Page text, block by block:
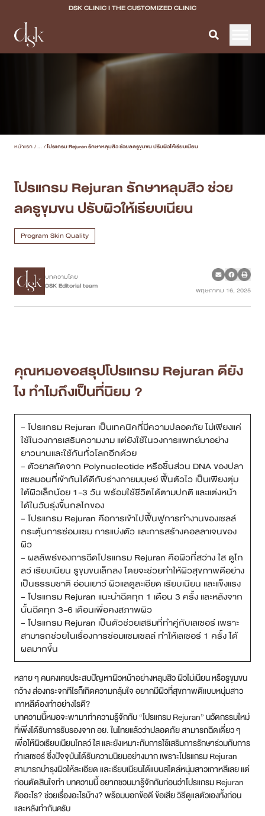
DSK CLINIC I THE CUSTOMIZED CLINIC
Program Filler & Lifting
Program Acne Scar
Program Skin Quality
Program Body Confidence
แพทย์ของเรา
เคสรีวิว
บทความ
โปรโมชั่น
รายชื่อสาขา
สาขา Siam Paragon
สาขา Stadium One
สาขา Asoke
สาขา MRT สุทธิสาร
สาขา เซ็นทรัลปิ่นเกล้า
สาขา บางนา
สาขา CDC
สาขา นครปฐม
ไทย
หน้าแรก /... /โปรแกรม Rejuran รักษาหลุมสิว ช่วยลดรูขุมขน ปรับผิวให้เรียบเนียน
โปรแกรม Rejuran รักษาหลุมสิว ช่วย
ลดรูขุมขน ปรับผิวให้เรียบเนียน
Program Skin Quality
บทความโดย
DSK Editorial team
พฤษภาคม 16, 2025
คุณหมอขอสรุปโปรแกรม Rejuran ดียัง
ไง ทำไมถึงเป็นที่นิยม ?
– โปรแกรม Rejuran เป็นเทคนิคที่มีความปลอดภัย ไม่เพียงแค่
ใช้ในวงการเสริมความงาม แต่ยังใช้ในวงการแพทย์มาอย่าง
ยาวนานและใช้กันทั่วโลกอีกด้วย
– ตัวยาสกัดจาก Polynucleotide หรือชิ้นส่วน DNA ของปลา
แซลมอนที่เข้ากันได้ดีกับร่างกายมนุษย์ ฟื้นตัวไว เป็นเพียงตุ่ม
ใต้ผิวเล็กน้อย 1-3 วัน พร้อมใช้ชีวิตได้ตามปกติ และแต่งหน้า
ได้ในวันรุ่งขึ้นกลไกของ
– โปรแกรม Rejuran คือการเข้าไปฟื้นฟูการทำงานของเซลล์
กระตุ้นการซ่อมแซม การแบ่งตัว และการสร้างคอลลาเจนของ
ผิว
– ผลลัพธ์ของการฉีดโปรแกรม Rejuran คือผิวที่สว่าง ใส ดูโก
ลว์ เรียบเนียน รูขุมขนเล็กลง โดยจะช่วยทำให้ผิวสุขภาพดีอย่าง
เป็นธรรมชาติ อ่อนเยาว์ ผิวแลดูละเอียด เรียบเนียน และแข็งแรง
– โปรแกรม Rejuran แนะนำฉีดทุก 1 เดือน 3 ครั้ง และหลังจาก
นั้นฉีดทุก 3-6 เดือนเพื่อคงสภาพผิว
– โปรแกรม Rejuran เป็นตัวช่วยเสริมที่ทำคู่กับเลเซอร์ เพราะ
สามารถช่วยในเรื่องการซ่อมแซมเซลล์ ทำให้เลเซอร์ 1 ครั้ง ได้
ผลมากขึ้น
หลาย ๆ คนคงเคยประสบปัญหาผิวหน้าอย่างหลุมสิว ผิวไม่เนียน หรือรูขุมขน
กว้าง ส่องกระจกทีไรก็เกิดความกลุ้มใจ อยากมีผิวที่สุขภาพดีแบบหนุ่มสาว
เกาหลีต้องทำอย่างไรดี?
บทความนี้หมอจะพามาทำความรู้จักกับ “โปรแกรม Rejuran” นวัตกรรมใหม่
ที่เพิ่งได้รับการรับรองจาก อย. ในไทยแล้วว่าปลอดภัย สามารถฉีดเดี่ยว ๆ
เพื่อให้ผิวเรียบเนียนโกลว์ ใส และยังเหมาะกับการใช้เสริมการรักษาร่วมกับการ
ทำเลเซอร์ ซึ่งปัจจุบันได้รับความนิยมอย่างมาก เพราะโปรแกรม Rejuran
สามารถบำรุงผิวให้ละเอียด และเรียบเนียนได้แบบสไตล์หนุ่มสาวเกาหลีเลย แต่
ก่อนตัดสินใจทำ บทความนี้ อยากชวนมารู้จักกันก่อนว่าโปรแกรม Rejuran
คืออะไร? ช่วยเรื่องอะไรบ้าง? พร้อมบอกข้อดี ข้อเสีย วิธีดูแลตัวเองทั้งก่อน
และหลังทำกันครับ